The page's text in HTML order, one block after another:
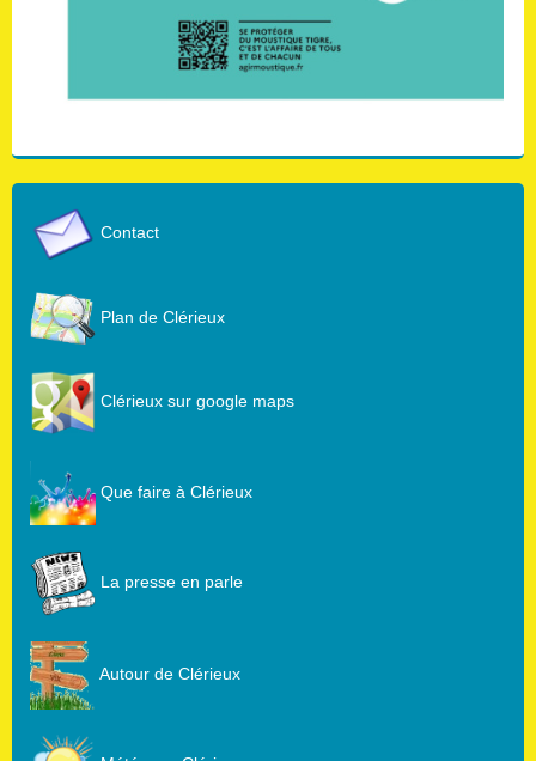
Contact
Plan de Clérieux
Clérieux sur google maps
Que faire à Clérieux
La presse en parle
Autour de Clérieux